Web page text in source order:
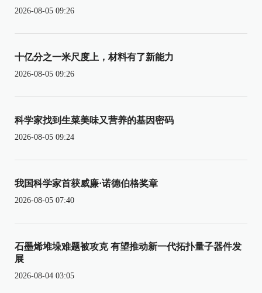
2026-08-05 09:26
十亿分之一米尺度上，材料有了新能力
2026-08-05 09:26
科学家找到生菜美味又营养的基因密码
2026-08-05 09:24
我国科学家首获威廉·诺德伯格奖章
2026-08-05 07:40
石墨烯堆垛难题被攻克 有望推动新一代拓扑量子器件发
展
2026-08-04 03:05